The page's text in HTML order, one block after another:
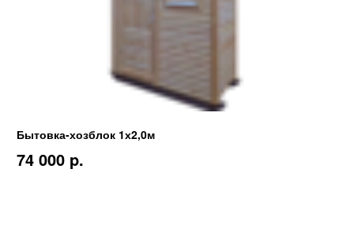
Бытовка-хозблок 1х2,0м
74 000 p.